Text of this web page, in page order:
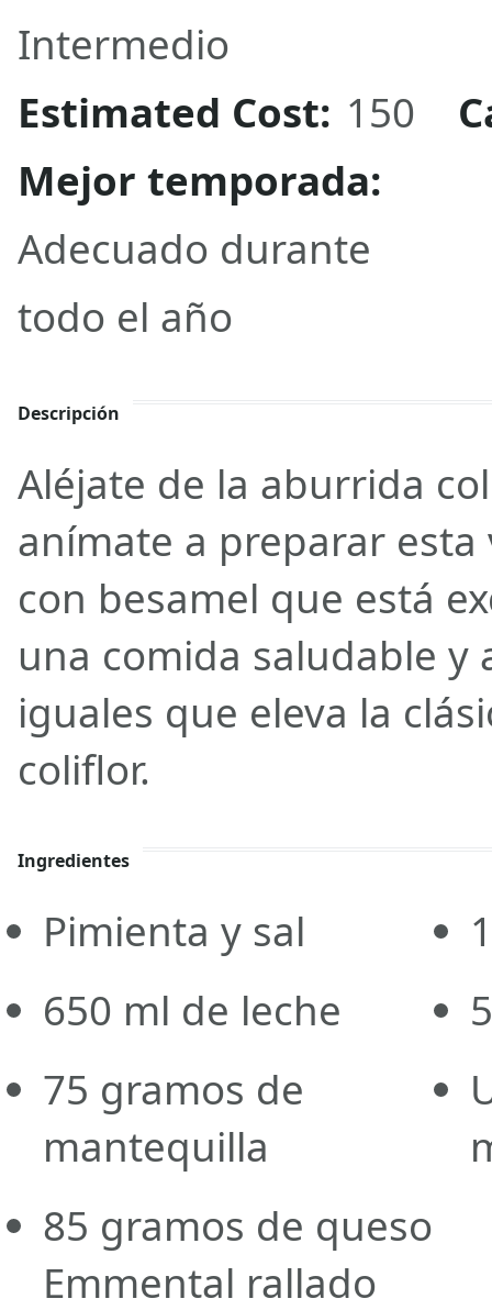
Intermedio
Estimated Cost: 150
Mejor temporada:
Adecuado durante
todo el año
Descripción
Aléjate de la aburrida
anímate a preparar
con besamel que está
una comida saludable y
iguales que eleva la
coliflor.
Ingredientes
Pimienta y sal
650 ml de leche
75 gramos de
mantequilla
85 gramos de queso
Emmental rallado